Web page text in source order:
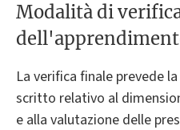
Modalità di
La verifica finale prevede
scritto relativo al
e alla valutazione delle